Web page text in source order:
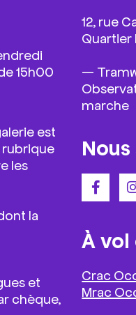
15h00
est
les
la
et
chèque,
12, rue
Quartier
—
marche
À vol
Crac
Mrac